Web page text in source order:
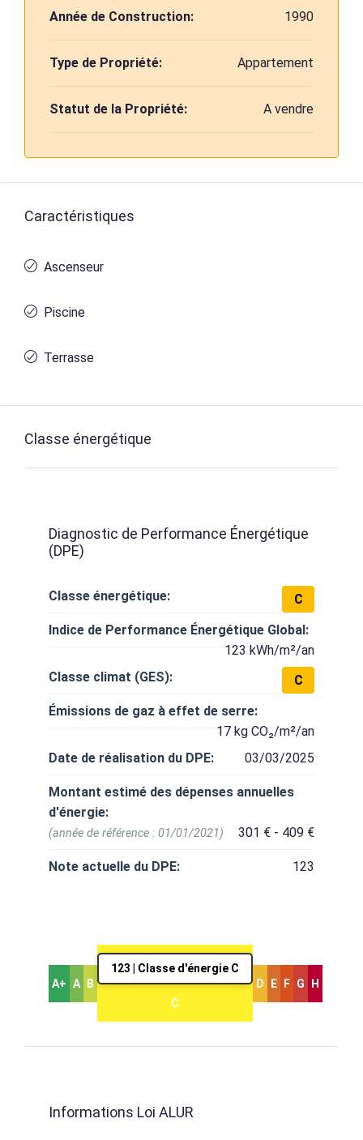
Année de Construction: 1990
Type de Propriété: Appartement
Statut de la Propriété: A vendre
Caractéristiques
Ascenseur
Piscine
Terrasse
Classe énergétique
Diagnostic de Performance Énergétique
(DPE)
Classe énergétique:
C
Indice de Performance Énergétique Global:
123 kWh/m²/an
Classe climat (GES):
C
Émissions de gaz à effet de serre:
17 kg CO₂/m²/an
Date de réalisation du DPE:
03/03/2025
Montant estimé des dépenses annuelles
d'énergie:
301 € - 409 €
(année de référence : 01/01/2021)
Note actuelle du DPE: 123
A+ A B
123 | Classe d'énergie C
C
D E F G H
Informations Loi ALUR